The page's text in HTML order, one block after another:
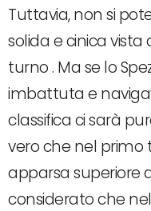
Tuttavia, non si
solida e cinica
turno . Ma se lo
imbattuta e
classifica ci sarà
vero che nel primo
apparsa superiore
considerato che